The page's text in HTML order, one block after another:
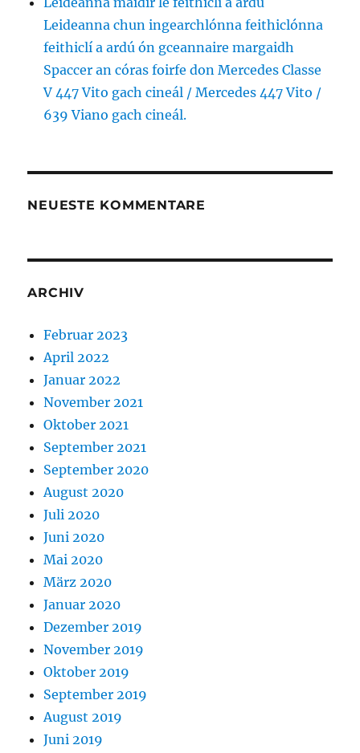
Leideanna chun ingearchlónna feithiclónna
feithiclí a ardú ón gceannaire margaidh
Spaccer an córas foirfe don Mercedes Classe
V 447 Vito gach cineál / Mercedes 447 Vito /
639 Viano gach cineál.
NEUESTE KOMMENTARE
ARCHIV
Februar 2023
April 2022
Januar 2022
November 2021
Oktober 2021
September 2021
September 2020
August 2020
Juli 2020
Juni 2020
Mai 2020
März 2020
Januar 2020
Dezember 2019
November 2019
Oktober 2019
September 2019
August 2019
Juni 2019